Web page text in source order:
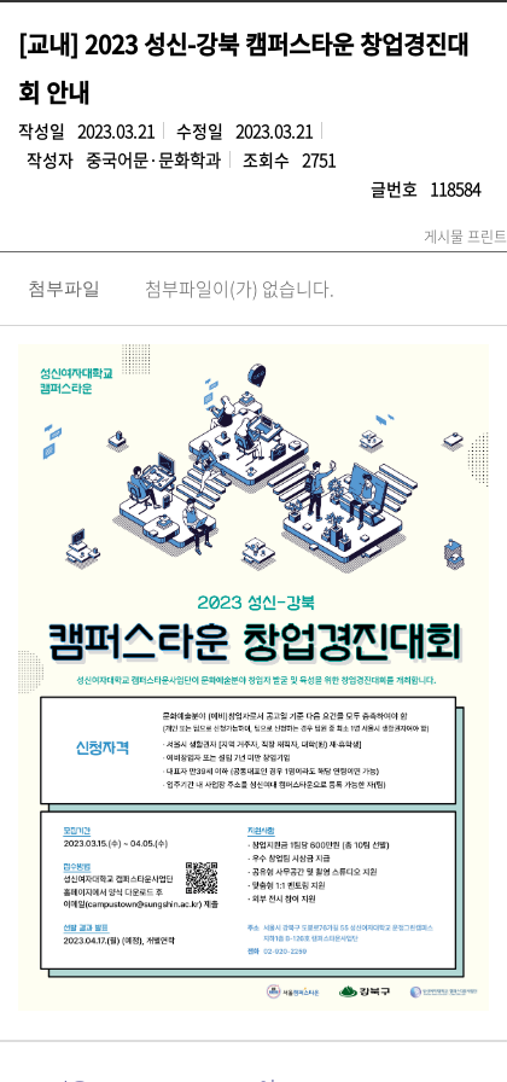
[교내] 2023 성신-강북 캠퍼스타운 창업경진대
회 안내
작성일 2023.03.21 수정일 2023.03.21
작성자 중국어문·문화학과 조회수 2751
글번호 118584
게시물 프린트
첨부파일 첨부파일이(가) 없습니다.